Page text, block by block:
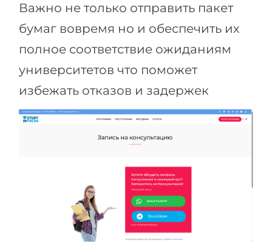
Важно не только отправить пакет
бумаг вовремя но и обеспечить их
полное соответствие ожиданиям
университетов что поможет
избежать отказов и задержек